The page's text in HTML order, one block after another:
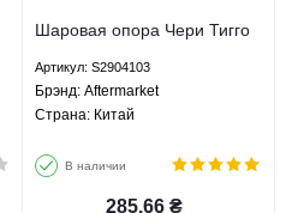
Шаровая опора Чери Тигго
Лифан Х60 620 Джили
Эмгранд ЕС7 СЛ ФС ГС7
БИД Ф3 Г3 - S2904103
Артикул: S2904103
Брэнд: Aftermarket
Страна: Китай
В наличии
285.66 ₴